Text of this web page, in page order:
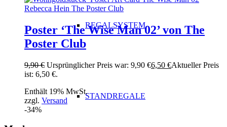
REGALSYSTEM
STANDREGALE
Poster ‘The Wise Man 02’ von The
Poster Club
9,90€ Ursprünglicher Preis war: 9,90 €6,50 €Aktueller Preis
ist: 6,50 €.
Enthält 19% MwSt.
zzgl. Versand
-34%